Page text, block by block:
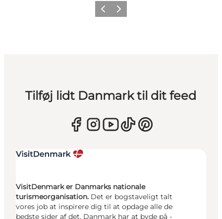
ForrigeNæste
Tilføj lidt Danmark til dit feed
VisitDenmark er Danmarks nationale
turismeorganisation. Det er bogstaveligt talt
vores job at inspirere dig til at opdage alle de
bedste sider af det, Danmark har at byde på -